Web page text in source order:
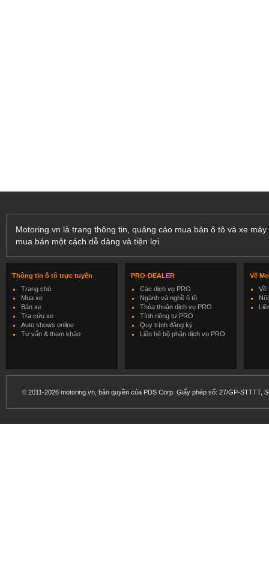
Motoring.vn là trang thông tin, quảng cáo mua bán ô tô và xe
mua bán một cách dễ dàng và tiện lợi
Thông tin ô tô trực tuyến
Trang chủ
Mua xe
Bán xe
Tra cứu xe
Auto shows online
Tư vấn & tham khảo
PRO-DEALER
Các dịch vụ PRO
Ngành và nghề ô tô
Thỏa thuận dịch vụ PRO
Tính riêng tư PRO
Quy trình đăng ký
Liên hệ bộ phận dịch vụ PRO
Về
Về
© 2011-2026 motoring.vn, bản quyền của PDS Corp. Giấy phép số: 27/GP-STTTT,